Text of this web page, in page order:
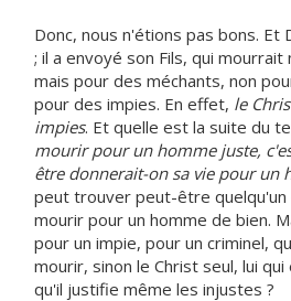
Donc, nous n'étions pas bons. Et
; il a envoyé son Fils, qui
mais pour des méchants, non
pour des impies. En effet, le
impies. Et quelle est la suite du
mourir pour un homme juste,
être donnerait-on sa vie pour un
peut trouver peut-être quelqu'un
mourir pour un homme de bien.
pour un impie, pour un criminel,
mourir, sinon le Christ seul, lui
qu'il justifie même les injustes ?